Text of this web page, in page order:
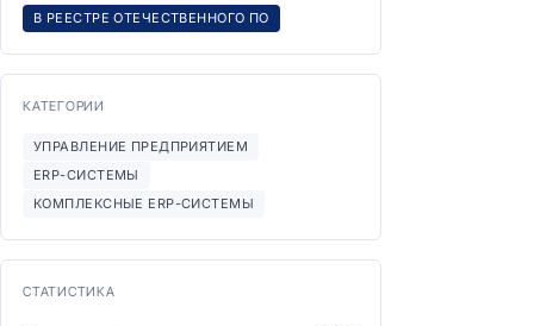
В РЕЕСТРЕ ОТЕЧЕСТВЕННОГО ПО
КАТЕГОРИИ
УПРАВЛЕНИЕ ПРЕДПРИЯТИЕМ
ERP-СИСТЕМЫ
КОМПЛЕКСНЫЕ ERP-СИСТЕМЫ
СТАТИСТИКА